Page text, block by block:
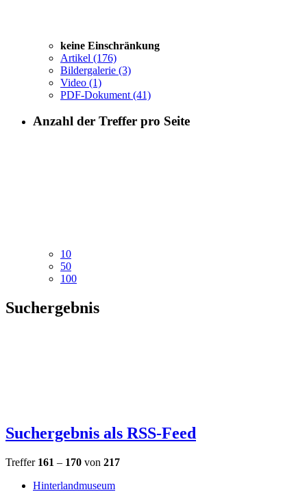
keine Einschränkung
Artikel (176)
Bildergalerie (3)
Video (1)
PDF-Dokument (41)
Anzahl der Treffer pro Seite
10
50
100
Suchergebnis
Suchergebnis als RSS-Feed
Treffer 161 – 170 von 217
Hinterlandmuseum